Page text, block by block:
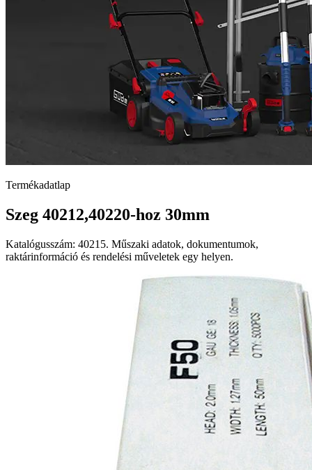
Termékadatlap
Szeg 40212,40220-hoz 30mm
Katalógusszám: 40215. Műszaki adatok, dokumentumok,
raktárinformáció és rendelési műveletek egy helyen.